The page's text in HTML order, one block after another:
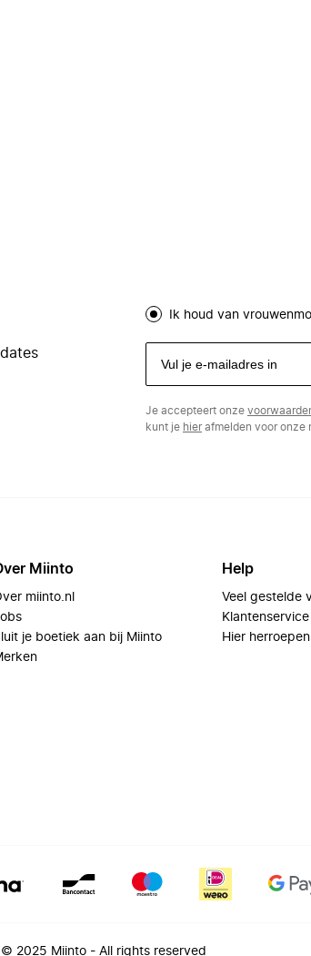
Ik houd van
Je accepteert onze
kunt je hierafmelden voor onze
Miinto
miinto.nl
je boetiek aan bij Miinto
Help
Veel gestelde
Klantenservice
Hier
© 2025 Miinto - All rights reserved